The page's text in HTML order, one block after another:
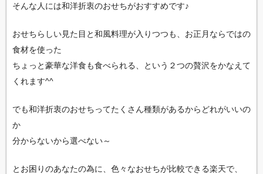
そんな人には和洋折衷のおせちがおすすめです♪
おせちらしい見た目と和風料理が入りつつも、お正月ならではの
食材を使った
ちょっと豪華な洋食も食べられる、という２つの贅沢をかなえて
くれます^^
でも和洋折衷のおせちってたくさん種類があるからどれがいいの
か
分からないから選べない～
とお困りのあなたの為に、色々なおせちが比較できる楽天で、